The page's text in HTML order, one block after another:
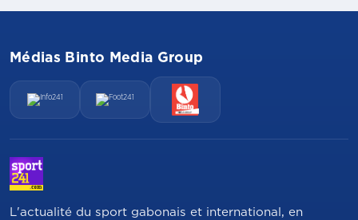
Médias Binto Media Group
L'actualité du sport gabonais et international, en